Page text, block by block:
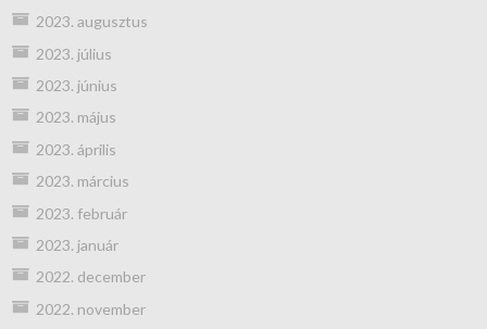
2023. augusztus
2023. július
2023. június
2023. május
2023. április
2023. március
2023. február
2023. január
2022. december
2022. november